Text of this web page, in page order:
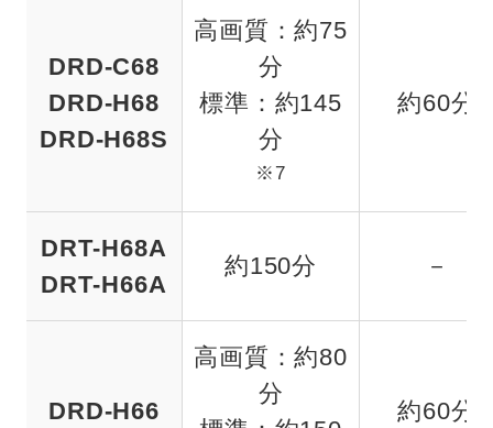
DRD-C68
DRD-H68
DRD-H68S
高画質：約75
分
標準：約145
分
※7
約60分
DRT-H68A
DRT-H66A
約150分 －
DRD-H66
高画質：約80
分
約60分